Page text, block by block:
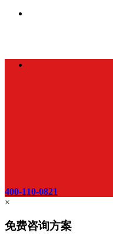
400-110-0821
×
免费咨询方案